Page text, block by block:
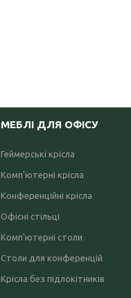
МЕБЛІ ДЛЯ ОФІСУ
Геймерські крісла
Комп'ютерні крісла
Конференційні крісла
Офісні стільці
Комп'ютерні столи
Столи для конференцій
Крісла без підлокітників